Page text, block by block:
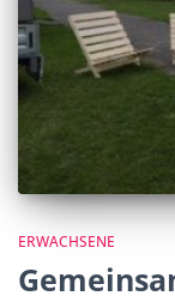
ERWACHSENE